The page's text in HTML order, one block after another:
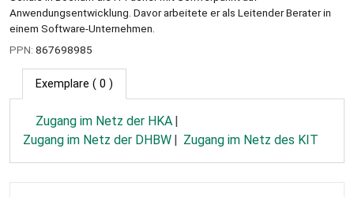
Anwendungsentwicklung. Davor arbeitete er als Leitender Berater in
einem Software-Unternehmen.
PPN: 867698985
Exemplare ( 0 )
Zugang im Netz der HKA
Zugang im Netz der DHBW
Zugang im Netz des KIT